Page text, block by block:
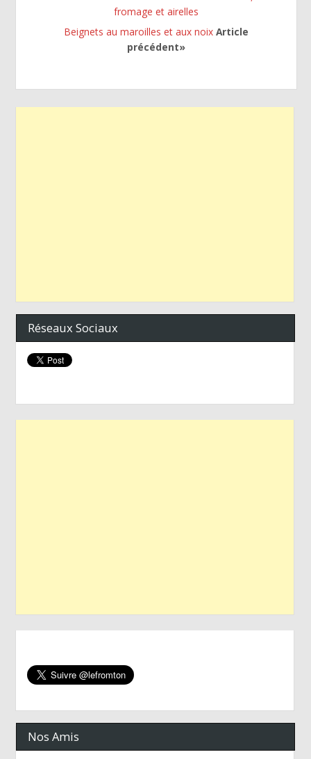
fromage et airelles
Beignets au maroilles et aux noixArticle
précédent»
Réseaux Sociaux
Nos Amis